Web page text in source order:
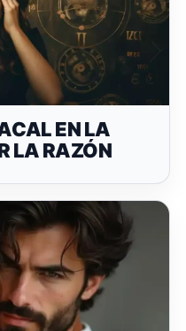
EN LA
LA RAZÓN